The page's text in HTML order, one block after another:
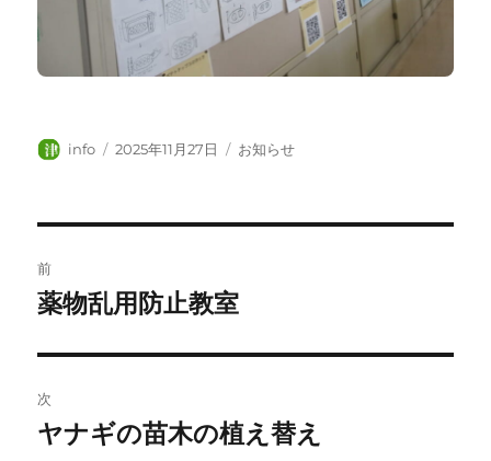
投
info
投
2025年11月27日
カ
お知らせ
稿
ビ
ゲ
前
前
投
稿:
薬物乱用防止教室
次
次
ヤナギの苗木の植え替え